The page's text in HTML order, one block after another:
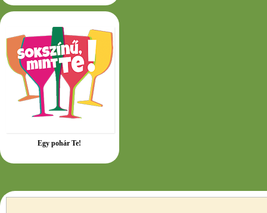
Egy pohár Te!